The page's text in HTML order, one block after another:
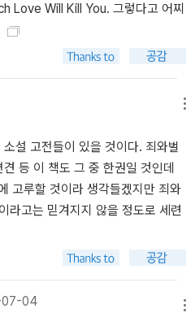
Love Will Kill You. 그렇다고 어찌
설 고전들이 있을 것이다. 죄와벌
등 이 책도 그 중 한권일 것인데
고루할 것이라 생각들겠지만 죄와
라고는 믿겨지지 않을 정도로 세련
04